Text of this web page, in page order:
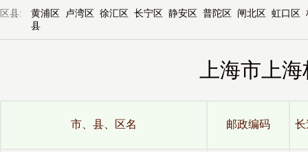
区县:
黄浦区 卢湾区 徐汇区 长宁区 静安区 普陀区 闸北区 虹口区
县
上海市上
市、县、区名 邮政编码 长